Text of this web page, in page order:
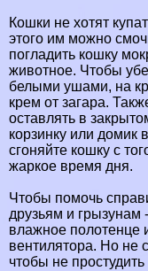
Кошки не хотят
этого им можно
погладить кошку
животное. Чтобы
белыми ушами, на
крем от загара.
оставлять в
корзинку или домик
сгоняйте кошку с
жаркое время дня.
Чтобы помочь
друзьям и грызунам
влажное полотенце
вентилятора. Но не
чтобы не